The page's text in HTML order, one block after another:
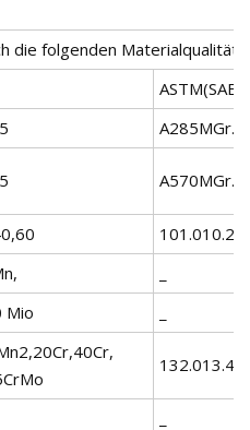
die folgenden
ASTM(SAE)
A285MGr.B
A570MGr.A
Mio